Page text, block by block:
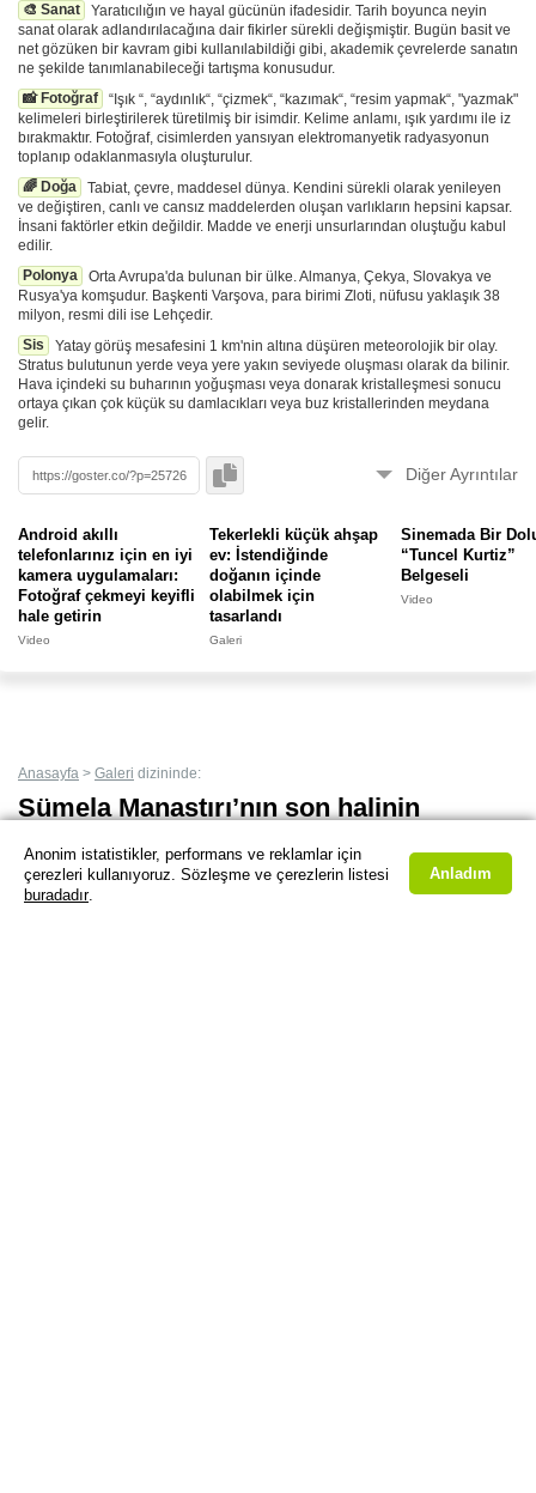
🎨 Sanat
Yaratıcılığın ve hayal gücünün ifadesidir. Tarih boyunca neyin
sanat olarak adlandırılacağına dair fikirler sürekli değişmiştir. Bugün basit ve
net gözüken bir kavram gibi kullanılabildiği gibi, akademik çevrelerde sanatın
ne şekilde tanımlanabileceği tartışma konusudur.
📸 Fotoğraf
“Işık “, “aydınlık“, “çizmek“, “kazımak“, “resim yapmak“, "yazmak"
kelimeleri birleştirilerek türetilmiş bir isimdir. Kelime anlamı, ışık yardımı ile iz
bırakmaktır. Fotoğraf, cisimlerden yansıyan elektromanyetik radyasyonun
toplanıp odaklanmasıyla oluşturulur.
🌈 Doğa
Tabiat, çevre, maddesel dünya. Kendini sürekli olarak yenileyen
ve değiştiren, canlı ve cansız maddelerden oluşan varlıkların hepsini kapsar.
İnsani faktörler etkin değildir. Madde ve enerji unsurlarından oluştuğu kabul
edilir.
Polonya
Orta Avrupa'da bulunan bir ülke. Almanya, Çekya, Slovakya ve
Rusya'ya komşudur. Başkenti Varşova, para birimi Zloti, nüfusu yaklaşık 38
milyon, resmi dili ise Lehçedir.
Sis
Yatay görüş mesafesini 1 km'nin altına düşüren meteorolojik bir olay.
Stratus bulutunun yerde veya yere yakın seviyede oluşması olarak da bilinir.
Hava içindeki su buharının yoğuşması veya donarak kristalleşmesi sonucu
ortaya çıkan çok küçük su damlacıkları veya buz kristallerinden meydana
gelir.
Diğer Ayrıntılar
Bu Gönderiyi Raporla
Hata veya kötüye kullanım varsa bize bildirin.
Göster'de bunun gibi binlerce içerik bulunmaktadır. Yenilerini kaçırmamak için
butonuna basarak
yer imlerineveya mobil cihazınızın ana ekranına
Android akıllı
telefonlarınız için en iyi
kamera uygulamaları:
Fotoğraf çekmeyi keyifli
hale getirin
Video
Tekerlekli küçük ahşap
ev: İstendiğinde
doğanın içinde
olabilmek için
tasarlandı
Galeri
Sinemada Bir
“Tuncel Kurtiz”
Belgeseli
Video
Anasayfa > Galeri dizininde:
Sümela Manastırı’nın son halinin
fotoğraflarında görünen tahribat
şaşkınlık yarattı
Anonim istatistikler, performans ve reklamlar için
çerezleri kullanıyoruz. Sözleşme ve çerezlerin listesi
buradadır.
Anladım